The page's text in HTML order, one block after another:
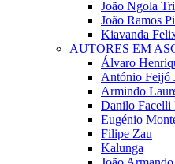
João Ngola
João Ramos
Kiavanda
AUTORES EM
Álvaro
António Feijó
Armindo
Danilo Facelli
Eugénio
Filipe Zau
Kalunga